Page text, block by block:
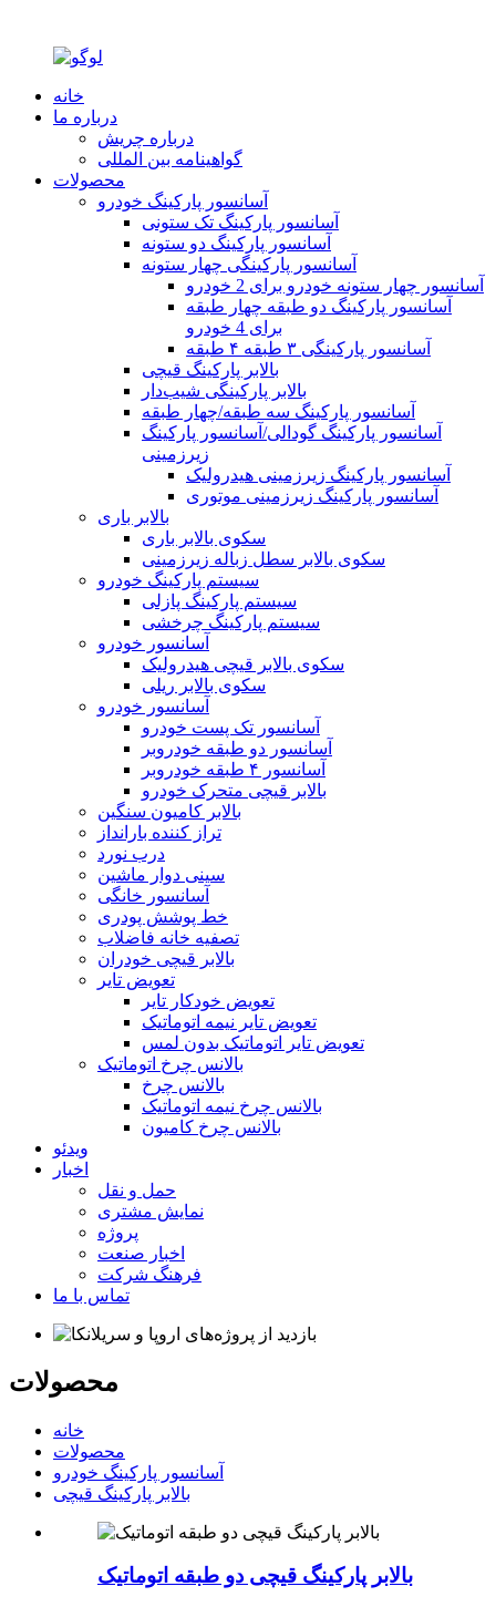
خانه
درباره ما
درباره چریش
گواهینامه بین المللی
محصولات
آسانسور پارکینگ خودرو
آسانسور پارکینگ تک ستونی
آسانسور پارکینگ دو ستونه
آسانسور پارکینگی چهار ستونه
آسانسور چهار ستونه خودرو برای 2 خودرو
آسانسور پارکینگ دو طبقه چهار طبقه
برای 4 خودرو
آسانسور پارکینگی ۳ طبقه ۴ طبقه
بالابر پارکینگ قیچی
بالابر پارکینگی شیب‌دار
آسانسور پارکینگ سه طبقه/چهار طبقه
آسانسور پارکینگ گودالی/آسانسور پارکینگ
زیرزمینی
آسانسور پارکینگ زیرزمینی هیدرولیک
آسانسور پارکینگ زیرزمینی موتوری
بالابر باری
سکوی بالابر باری
سکوی بالابر سطل زباله زیرزمینی
سیستم پارکینگ خودرو
سیستم پارکینگ پازلی
سیستم پارکینگ چرخشی
آسانسور خودرو
سکوی بالابر قیچی هیدرولیک
سکوی بالابر ریلی
آسانسور خودرو
آسانسور تک پست خودرو
آسانسور دو طبقه خودروبر
آسانسور ۴ طبقه خودروبر
بالابر قیچی متحرک خودرو
بالابر کامیون سنگین
تراز کننده بارانداز
درب نورد
سینی دوار ماشین
آسانسور خانگی
خط پوشش پودری
تصفیه خانه فاضلاب
بالابر قیچی خودران
تعویض تایر
تعویض خودکار تایر
تعویض تایر نیمه اتوماتیک
تعویض تایر اتوماتیک بدون لمس
بالانس چرخ اتوماتیک
بالانس چرخ
بالانس چرخ نیمه اتوماتیک
بالانس چرخ کامیون
ویدئو
اخبار
حمل و نقل
نمایش مشتری
پروژه
اخبار صنعت
فرهنگ شرکت
تماس با ما
محصولات
خانه
محصولات
آسانسور پارکینگ خودرو
بالابر پارکینگ قیچی
بالابر پارکینگ قیچی دو طبقه اتوماتیک